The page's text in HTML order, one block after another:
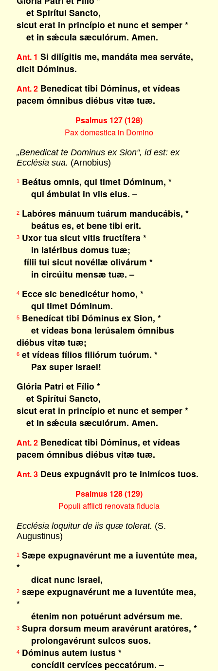
et Spirítui Sancto,
sicut erat in princípio et nunc et semper *
et in sǽcula sæculórum. Amen.
Ant. 1 Si dilígitis me, mandáta mea serváte,
dicit Dóminus.
Ant. 2Benedícat tibi Dóminus, et vídeas
pacem ómnibus diébus vitæ tuæ.
Psalmus 127 (128)
Pax domestica in Domino
„Benedicat te Dominus ex Sion“, id est: ex
Ecclésia sua. (Arnobius)
1Beátus omnis, qui timet Dóminum, *
qui ámbulat in viis eius. –
2Labóres mánuum tuárum manducábis, *
beátus es, et bene tibi erit.
3Uxor tua sicut vitis fructífera *
in latéribus domus tuæ;
fílii tui sicut novéllæ olivárum *
in circúitu mensæ tuæ. –
4Ecce sic benedicétur homo, *
qui timet Dóminum.
5Benedícat tibi Dóminus ex Sion, *
et vídeas bona Ierúsalem ómnibus
diébus vitæ tuæ;
6et vídeas fílios filiórum tuórum. *
Pax super Israel!
Glória Patri et Fílio *
et Spirítui Sancto,
sicut erat in princípio et nunc et semper *
et in sǽcula sæculórum. Amen.
Ant. 2Benedícat tibi Dóminus, et vídeas
pacem ómnibus diébus vitæ tuæ.
Ant. 3Deus expugnávit pro te inimícos tuos.
Psalmus 128 (129)
Populi afflicti renovata fiducia
Ecclésia loquitur de iis quæ tolerat. (S.
Augustinus)
1Sæpe expugnavérunt me a iuventúte mea,
*
dicat nunc Israel,
2sæpe expugnavérunt me a iuventúte mea,
*
étenim non potuérunt advérsum me.
3Supra dorsum meum aravérunt aratóres, *
prolongavérunt sulcos suos.
4Dóminus autem iustus *
concídit cervíces peccatórum. –